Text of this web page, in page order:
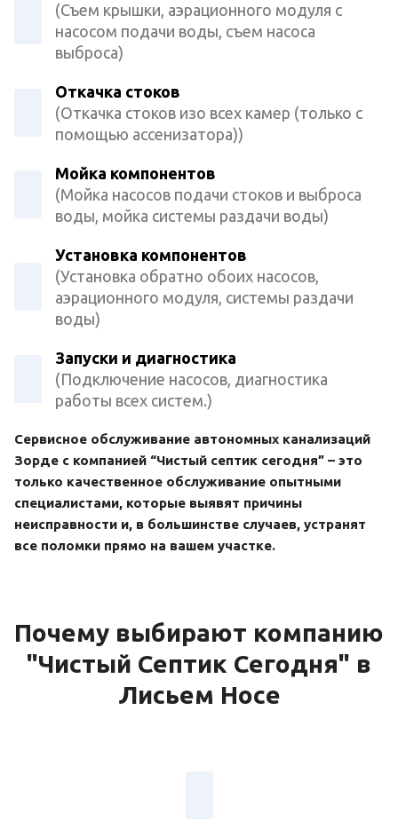
(Съем крышки, аэрационного модуля с
насосом подачи воды, съем насоса
выброса)
Откачка стоков
(Откачка стоков изо всех камер (только с
помощью ассенизатора))
Мойка компонентов
(Мойка насосов подачи стоков и выброса
воды, мойка системы раздачи воды)
Установка компонентов
(Установка обратно обоих насосов,
аэрационного модуля, системы раздачи
воды)
Запуски и диагностика
(Подключение насосов, диагностика
работы всех систем.)
Сервисное обслуживание автономных канализаций
Зорде с компанией “Чистый септик сегодня” – это
только качественное обслуживание опытными
специалистами, которые выявят причины
неисправности и, в большинстве случаев, устранят
все поломки прямо на вашем участке.
Почему выбирают компанию
"Чистый Септик Сегодня" в
Лисьем Носе